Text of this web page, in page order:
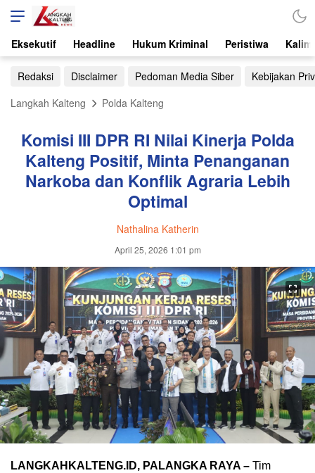
Eksekutif Headline Hukum Kriminal Peristiwa
Redaksi Disclaimer Pedoman Media Siber
Kebijakan
Langkah Kalteng
Polda Kalteng
Komisi III DPR RI Nilai Kinerja Polda
Kalteng Positif, Minta Penanganan
Narkoba dan Konflik Agraria Lebih
Optimal
Nathalina Katherin
April 25, 2026 1:01 pm
LANGKAHKALTENG.ID, PALANGKA RAYA – Tim